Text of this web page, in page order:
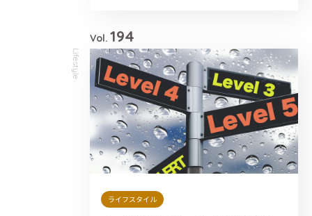
Lifestyle
Vol. 194
ライフスタイル